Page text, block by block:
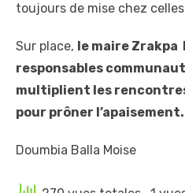
toujours de mise chez
Sur place, le maire
responsables
multiplient les
pour prôner l’apaisement.
Doumbia Balla Moise